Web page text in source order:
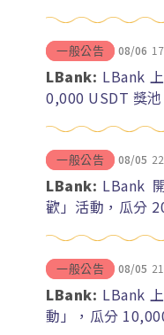
一般公告 08/06
LBank: LBank
0,000 USDT 獎池
一般公告 08/05
LBank: LBank
歡」活動，瓜分
一般公告 08/05
LBank: LBank
動」，瓜分